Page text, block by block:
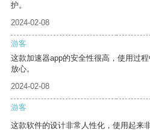
护。
2024-02-08
游客
这款加速器app的安全性很高，使用过
放心。
2024-02-08
游客
这款软件的设计非常人性化，使用起来